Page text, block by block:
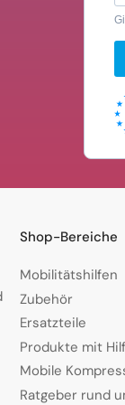
Shop-Bereiche
Mobilitätshilfen
Zubehör
Ersatzteile
Produkte mit
Mobile
Ratgeber rund